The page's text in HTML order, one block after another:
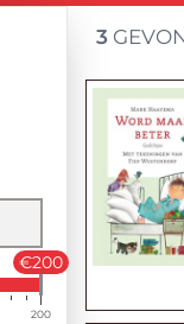
€200
200
3